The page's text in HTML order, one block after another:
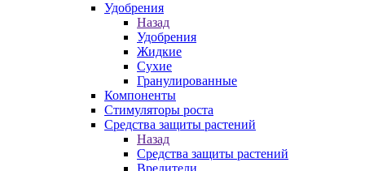
Удобрения
Назад
Удобрения
Жидкие
Сухие
Гранулированные
Компоненты
Стимуляторы роста
Средства защиты растений
Назад
Средства защиты растений
Вредители